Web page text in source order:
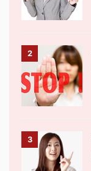
2
3